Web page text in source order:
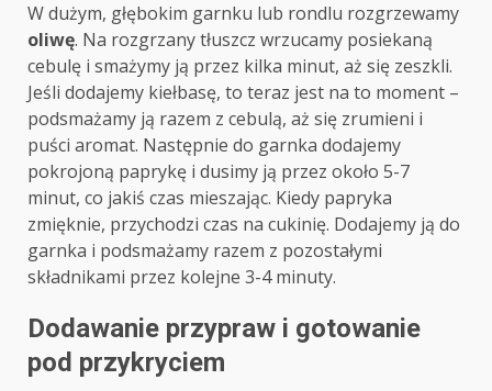
W dużym, głębokim garnku lub rondlu rozgrzewamy
oliwę. Na rozgrzany tłuszcz wrzucamy posiekaną
cebulę i smażymy ją przez kilka minut, aż się zeszkli.
Jeśli dodajemy kiełbasę, to teraz jest na to moment –
podsmażamy ją razem z cebulą, aż się zrumieni i
puści aromat. Następnie do garnka dodajemy
pokrojoną paprykę i dusimy ją przez około 5-7
minut, co jakiś czas mieszając. Kiedy papryka
zmięknie, przychodzi czas na cukinię. Dodajemy ją do
garnka i podsmażamy razem z pozostałymi
składnikami przez kolejne 3-4 minuty.
Dodawanie przypraw i gotowanie
pod przykryciem